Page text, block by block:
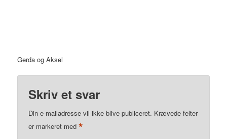
Gerda og Aksel
Skriv et svar
Din e-mailadresse vil ikke blive publiceret. Krævede felter
er markeret med*